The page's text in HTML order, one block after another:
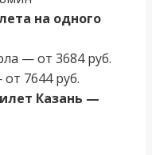
на одного
— от 3684 руб.
7644 руб.
Казань —